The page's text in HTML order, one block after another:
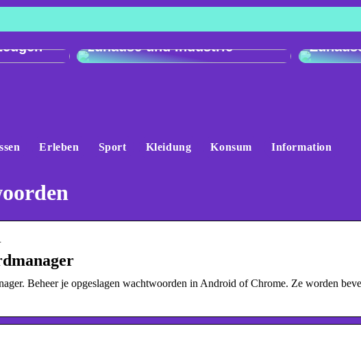
Präzisionswaagen für
zuhause und Industrie
Erleben Sport Kleidung Konsum Information
Beheer je opgeslagen wachtwoorden in Android of Chrome. Ze worden